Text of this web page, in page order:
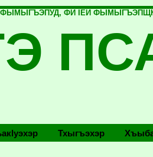
ФИ IЕЙ
Тхыгъэхэр